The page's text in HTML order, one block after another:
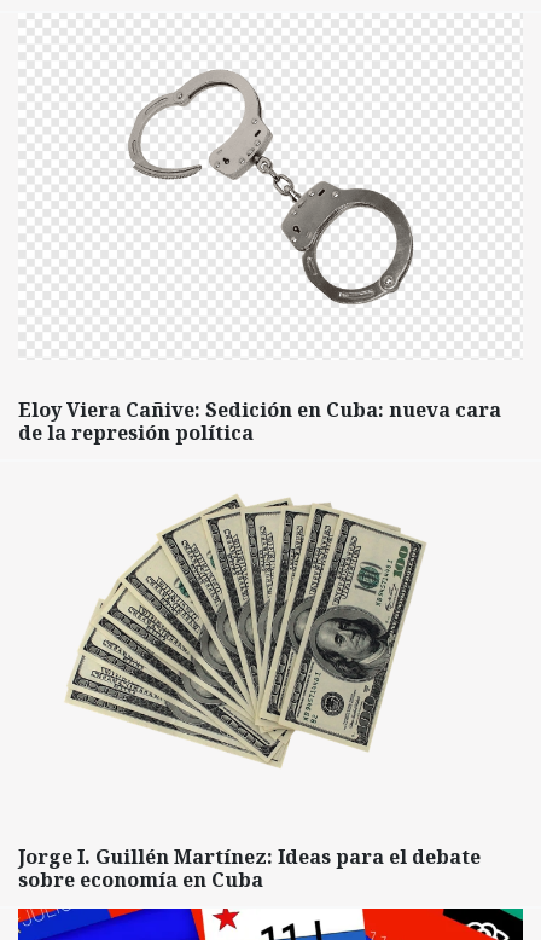
Eloy Viera Cañive: Sedición en Cuba: nueva cara
de la represión política
Jorge I. Guillén Martínez: Ideas para el debate
sobre economía en Cuba